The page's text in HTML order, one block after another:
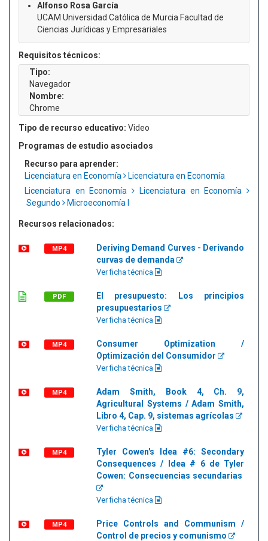
Alfonso Rosa García
UCAM Universidad Católica de Murcia Facultad de
Ciencias Jurídicas y Empresariales
Requisitos técnicos:
Tipo:
Navegador
Nombre:
Chrome
Tipo de recurso educativo: Video
Programas de estudio asociados
Recurso para aprender:
Licenciatura en Economía
Licenciatura en Economía
Licenciatura en Economía
Licenciatura en Economía
Segundo
Microeconomía I
Recursos relacionados:
MP4
Deriving Demand Curves - Derivando
curvas de demanda
Ver ficha técnica
PDF
El presupuesto: Los principios
presupuestarios
Ver ficha técnica
MP4
Consumer Optimization /
Optimización del Consumidor
Ver ficha técnica
MP4
Adam Smith, Book 4, Ch. 9,
Agricultural Systems / Adam Smith,
Libro 4, Cap. 9, sistemas agrícolas
Ver ficha técnica
MP4
Tyler Cowen's Idea #6: Secondary
Consequences / Idea # 6 de Tyler
Cowen: Consecuencias secundarias
Ver ficha técnica
MP4
Price Controls and Communism /
Control de precios y comunismo